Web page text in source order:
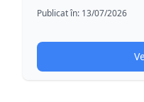
Publicat în: 13/07/2026